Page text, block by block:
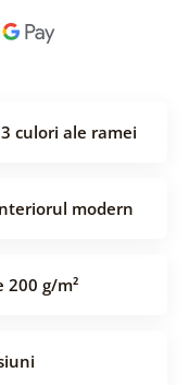
culori ale ramei
modern
g/m²